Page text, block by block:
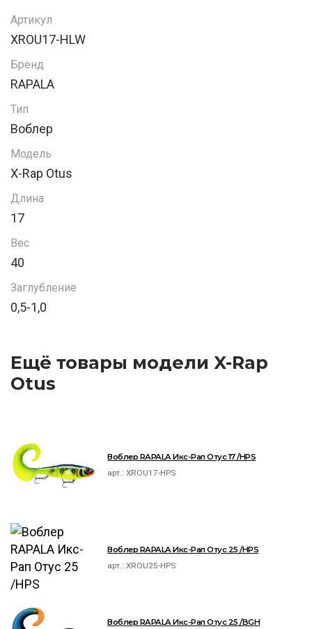
Артикул
XROU17-HLW
Бренд
RAPALA
Тип
Воблер
Модель
X-Rap Otus
Длина
17
Вес
40
Заглубление
0,5-1,0
Ещё товары модели X-Rap
Otus
Воблер RAPALA Икс-Рап Отус 17 /HPS
арт.:XROU17-HPS
Воблер RAPALA Икс-Рап Отус 25 /HPS
арт.:XROU25-HPS
Воблер RAPALA Икс-Рап Отус 25 /BGH